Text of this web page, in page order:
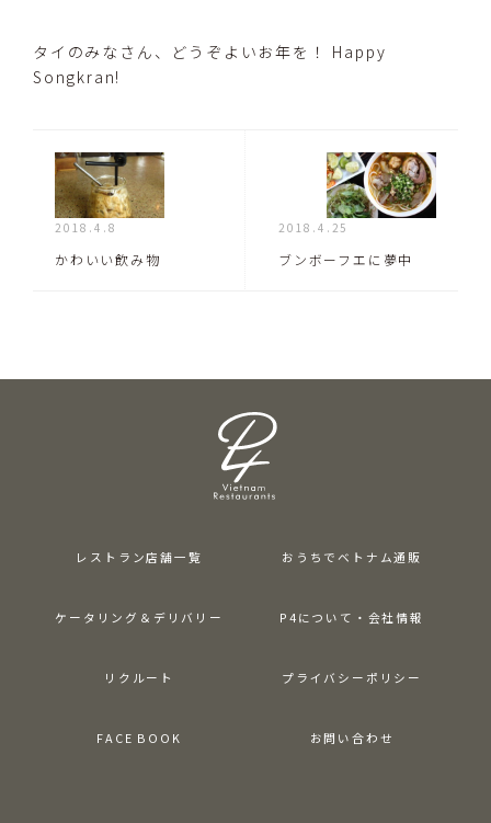
タイのみなさん、どうぞよいお年を！ Happy
Songkran!
2018.4.8
かわいい飲み物
2018.4.25
ブンボーフエに夢中
レストラン店舗一覧 おうちでベトナム通販
ケータリング＆デリバリー P4について・会社情報
リクルート プライバシーポリシー
FACE BOOK お問い合わせ